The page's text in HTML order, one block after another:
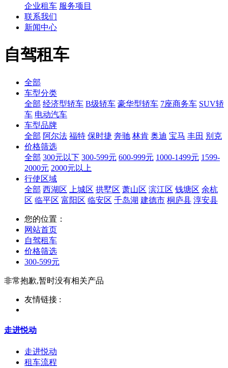
企业租车 服务项目
联系我们
新闻中心
自驾租车
全部
车型分类
全部 经济型轿车 B级轿车 豪华型轿车 7座商务车 SUV轿
车 电动汽车
车型品牌
全部 阿尔法 福特 保时捷 奔驰 林肯 奥迪 宝马 丰田 别克
价格筛选
全部 300元以下 300-599元 600-999元 1000-1499元 1599-
2000元 2000元以上
行使区域
全部 西湖区 上城区 拱墅区 萧山区 滨江区 钱塘区 余杭
区 临平区 富阳区 临安区 千岛湖 建德市 桐庐县 淳安县
您的位置：
网站首页
自驾租车
价格筛选
300-599元
非常抱歉,暂时没有相关产品
友情链接 :
走进悦动
走进悦动
租车流程